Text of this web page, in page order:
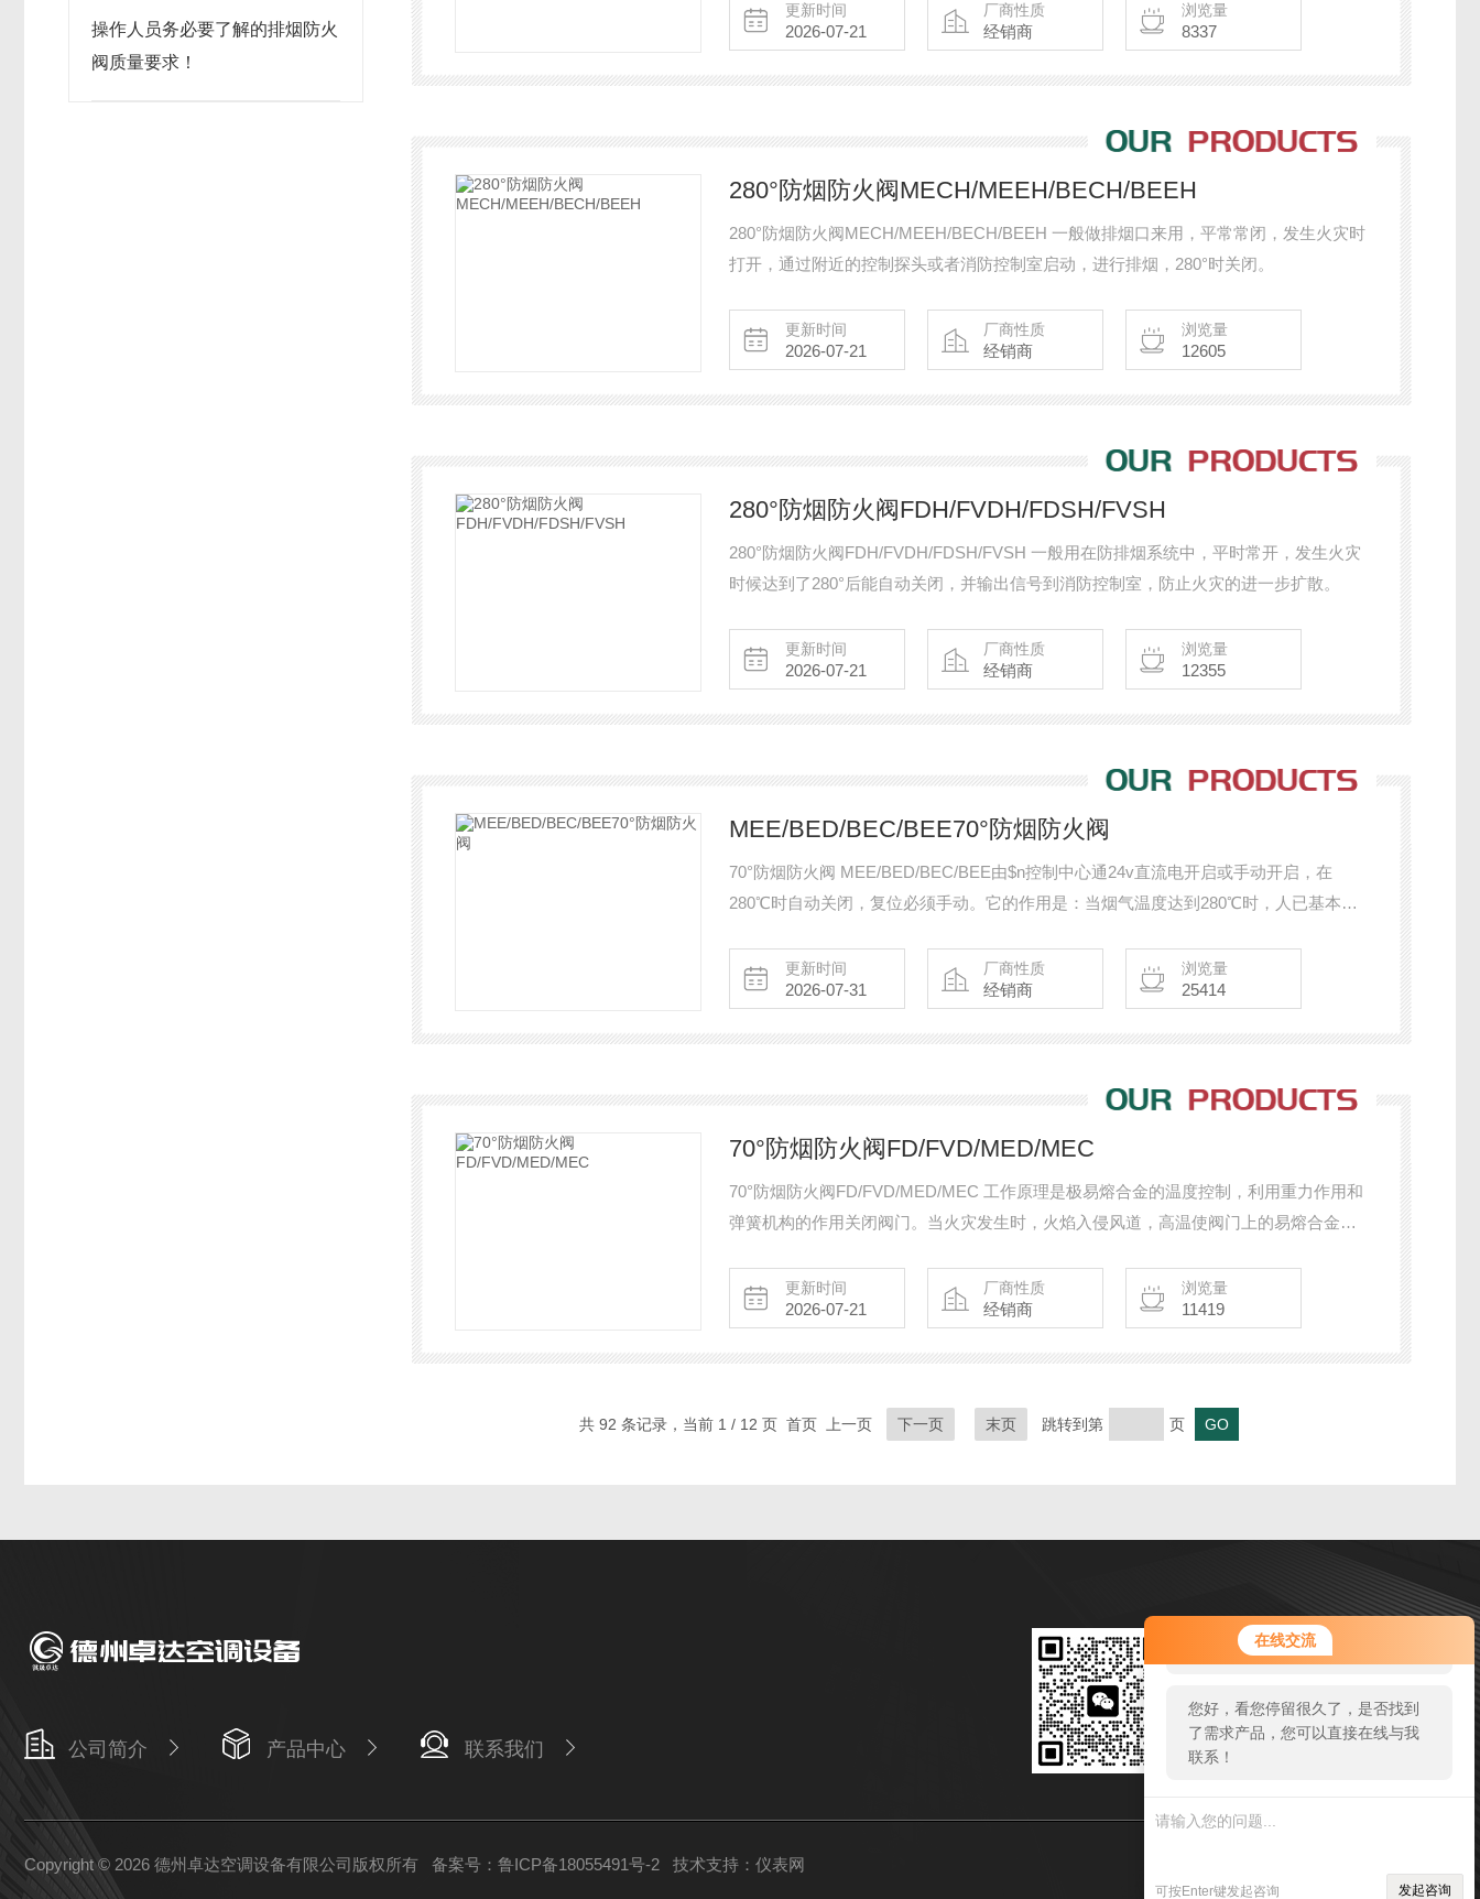
在线交流
您好！欢迎前来咨询，很高兴为您
服务，请问您要咨询什么问题呢？
您好，看您停留很久了，是否找到
了需求产品，您可以直接在线与我
联系！
可按Enter键发起咨询 发起咨询
操作人员务必要了解的排烟防火
阀质量要求！
更新时间
2026-07-21
厂商性质
经销商
浏览量
8337
280°防烟防火阀MECH/MEEH/BECH/BEEH
280°防烟防火阀MECH/MEEH/BECH/BEEH 一般做排烟口来用，平常常闭，发生火灾时
打开，通过附近的控制探头或者消防控制室启动，进行排烟，280°时关闭。
更新时间
2026-07-21
厂商性质
经销商
浏览量
12605
280°防烟防火阀FDH/FVDH/FDSH/FVSH
280°防烟防火阀FDH/FVDH/FDSH/FVSH 一般用在防排烟系统中，平时常开，发生火灾
时候达到了280°后能自动关闭，并输出信号到消防控制室，防止火灾的进一步扩散。
更新时间
2026-07-21
厂商性质
经销商
浏览量
12355
MEE/BED/BEC/BEE70°防烟防火阀
70°防烟防火阀 MEE/BED/BEC/BEE由$n控制中心通24v直流电开启或手动开启，在
280℃时自动关闭，复位必须手动。它的作用是：当烟气温度达到280℃时，人已基本疏
更新时间
2026-07-31
厂商性质
经销商
浏览量
25414
70°防烟防火阀FD/FVD/MED/MEC
70°防烟防火阀FD/FVD/MED/MEC 工作原理是极易熔合金的温度控制，利用重力作用和
弹簧机构的作用关闭阀门。当火灾发生时，火焰入侵风道，高温使阀门上的易熔合金熔
更新时间
2026-07-21
厂商性质
经销商
浏览量
11419
共 92 条记录，当前 1 / 12 页 首页 上一页 下一页 末页 跳转到第 页
公司简介 产品中心 联系我们
扫码加微信
传真：86-534-8925434
地址：山东省武城县鲁权屯工业园
Copyright © 2026 德州卓达空调设备有限公司版权所有 备案号：鲁ICP备18055491号-2 技术支持： 仪表网